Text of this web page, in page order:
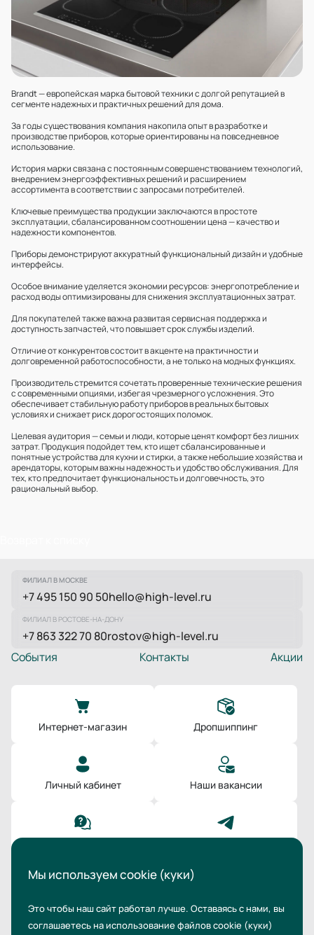
Brandt — европейская марка бытовой техники с долгой репутацией в
сегменте надежных и практичных решений для дома.
За годы существования компания накопила опыт в разработке и
производстве приборов, которые ориентированы на повседневное
использование.
История марки связана с постоянным совершенствованием технологий,
внедрением энергоэффективных решений и расширением
ассортимента в соответствии с запросами потребителей.
Ключевые преимущества продукции заключаются в простоте
эксплуатации, сбалансированном соотношении цена — качество и
надежности компонентов.
Приборы демонстрируют аккуратный функциональный дизайн и удобные
интерфейсы.
Особое внимание уделяется экономии ресурсов: энергопотребление и
расход воды оптимизированы для снижения эксплуатационных затрат.
Для покупателей также важна развитая сервисная поддержка и
доступность запчастей, что повышает срок службы изделий.
Отличие от конкурентов состоит в акценте на практичности и
долговременной работоспособности, а не только на модных функциях.
Производитель стремится сочетать проверенные технические решения
с современными опциями, избегая чрезмерного усложнения. Это
обеспечивает стабильную работу приборов в реальных бытовых
условиях и снижает риск дорогостоящих поломок.
Целевая аудитория — семьи и люди, которые ценят комфорт без лишних
затрат. Продукция подойдет тем, кто ищет сбалансированные и
понятные устройства для кухни и стирки, а также небольшие хозяйства и
арендаторы, которым важны надежность и удобство обслуживания. Для
тех, кто предпочитает функциональность и долговечность, это
рациональный выбор.
ФИЛИАЛ В МОСКВЕ
+7 495 150 90 50hello@high-level.ru
ФИЛИАЛ В РОСТОВЕ-НА-ДОНУ
+7 863 322 70 80rostov@high-level.ru
Акции
События Контакты
Интернет-магазин Дропшиппинг
Личный кабинет Наши вакансии
Мы используем cookie (куки)
Это чтобы наш сайт работал лучше. Оставаясь с нами, вы
соглашаетесь на использование файлов cookie (куки)